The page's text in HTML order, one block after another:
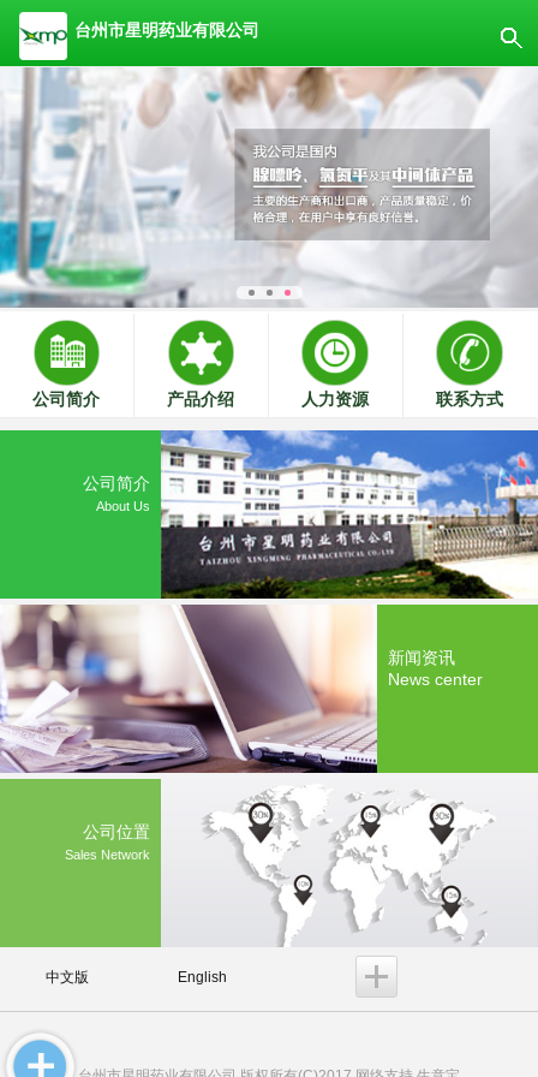
台州市星明药业有限公司
公司简介 产品介绍 人力资源 联系方式
公司简介
About Us
新闻资讯
News center
公司位置
Sales Network
中文版 English